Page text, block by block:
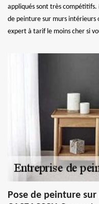
appliqués sont très compétitifs.
de peinture sur murs intérieurs
expert à tarif le moins cher si
Pose de peinture